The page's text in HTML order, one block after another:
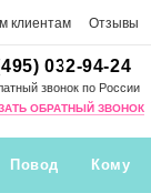
клиентам Отзывы
032-94-24
звонок по России
ОБРАТНЫЙ ЗВОНОК
Повод Кому